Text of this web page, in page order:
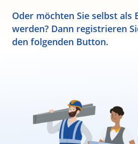
Oder möchten Sie selbst als
werden? Dann registrieren
den folgenden Button.